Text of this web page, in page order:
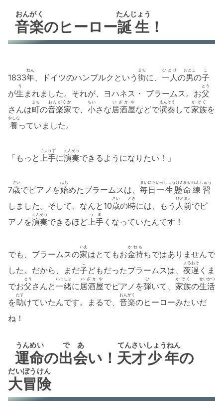
音楽
おんがく
のヒーロー誕生
たんじょう
！
1833年
ねん
、ドイツのハンブルクという 街
まち
に、 一人
ひとり
の男
おとこ
の子
こ
が生
う
まれました。それが、ヨハネス・ ブラームス。お父
とう
さんは町
まち
の音楽家
おんがくか
で、 小
ちい
さな居酒屋
いざかや
などで演奏
えんそう
して家族
かぞく
を
養
やしな
っていました。
「もっと 上手
じょうず
に演奏
えんそう
できるようになりたい！」
7歳
さい
でピアノを始
はじ
めたブラームスは、 毎日
まいにち
一生懸命
いっしょうけんめい
練習
れんしゅう
しました。そして、なんと10歳
さい
の時
とき
には、もう 人前
ひとまえ
でピ
アノを演奏
えんそう
できるほど上手
うま
くなっていたんです！
でも、ブラームスの家
いえ
はとてもお金持
かねも
ちではありませんで
した。だから、まだ子
こ
どもだったブラームスは、 夜遅
よるおそ
くま
でお父
とう
さんと一緒
いっしょ
に居酒屋
いざかや
でピアノを弾
ひ
いて、 家族
かぞく
の生活
せいかつ
を助
たす
けていたんです。まるで、 音楽
おんがく
のヒーローみたいだ
ね！
運命
うんめい
の出会
であ
い！ 天才
てんさい
少年
しょうねん
の
大冒険
だいぼうけん